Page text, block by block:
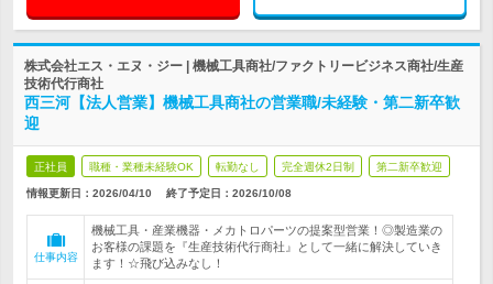
株式会社エス・エヌ・ジー | 機械工具商社/ファクトリービジネス商社/生産
技術代行商社
西三河【法人営業】機械工具商社の営業職/未経験・第二新卒歓
迎
正社員 職種・業種未経験OK 転勤なし 完全週休2日制 第二新卒歓迎
情報更新日：2026/04/10 終了予定日： 2026/10/08
仕事内容
機械工具・産業機器・メカトロパーツの提案型営業！◎製造業の
お客様の課題を『生産技術代行商社』として一緒に解決していき
ます！☆飛び込みなし！